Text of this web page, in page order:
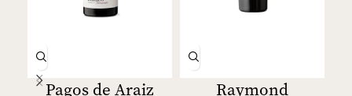
Pagos de Araiz
Raymond